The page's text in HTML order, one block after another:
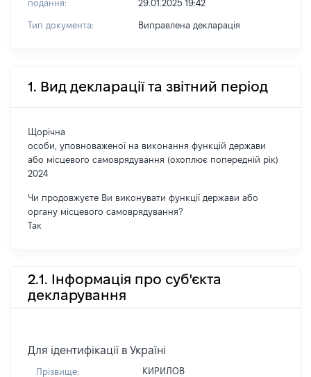
подання:
29.01.2025 19:42
Тип документа: Виправлена декларація
1. Вид декларації та звітний період
Щорічна
особи, уповноваженої на виконання функцій держави
або місцевого самоврядування (охоплює попередній рік)
2024
Чи продовжуєте Ви виконувати функції держави або
органу місцевого самоврядування?
Так
2.1. Інформація про суб'єкта
декларування
Для ідентифікації в Україні
Прізвище: КИРИЛОВ